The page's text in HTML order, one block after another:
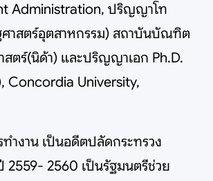
Administration, ปริญญาโท
าสตร์อุตสาหกรรม) สถาบันบัณฑิต
ตร์(นิด้า) และปริญญาเอก Ph.D.
Concordia University,
ทำงาน เป็นอดีตปลัดกระทรวง
2559- 2560 เป็นรัฐมนตรีช่วย